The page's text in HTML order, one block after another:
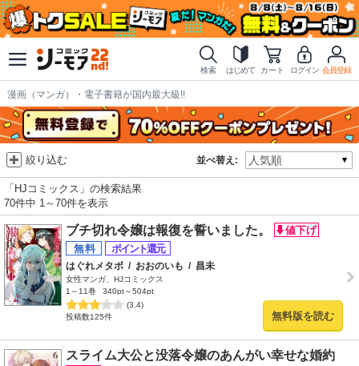
検索 はじめて カート ログイン 会員登録
漫画（マンガ）・電子書籍が国内最大級!!
並べ替え:
絞り込む
「HJコミックス」の検索結果
70件中 1～70件を表示
ブチ切れ令嬢は報復を誓いました。
はぐれメタボ / おおのいも / 昌未
女性マンガ、HJコミックス
1～11巻
340pt～504pt
(3.4)
投稿数125件
無料版を読む
スライム大公と没落令嬢のあんがい幸せな婚約